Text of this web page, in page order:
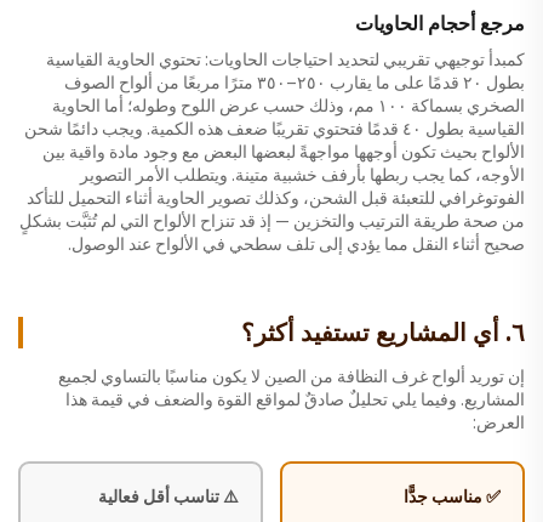
مرجع أحجام الحاويات
كمبدأ توجيهي تقريبي لتحديد احتياجات الحاويات: تحتوي الحاوية القياسية
بطول ٢٠ قدمًا على ما يقارب ٢٥٠–٣٥٠ مترًا مربعًا من ألواح الصوف
الصخري بسماكة ١٠٠ مم، وذلك حسب عرض اللوح وطوله؛ أما الحاوية
القياسية بطول ٤٠ قدمًا فتحتوي تقريبًا ضعف هذه الكمية. ويجب دائمًا شحن
الألواح بحيث تكون أوجهها مواجهةً لبعضها البعض مع وجود مادة واقية بين
الأوجه، كما يجب ربطها بأرفف خشبية متينة. ويتطلب الأمر التصوير
الفوتوغرافي للتعبئة قبل الشحن، وكذلك تصوير الحاوية أثناء التحميل للتأكد
من صحة طريقة الترتيب والتخزين — إذ قد تنزاح الألواح التي لم تُثبَّت بشكلٍ
صحيح أثناء النقل مما يؤدي إلى تلف سطحي في الألواح عند الوصول.
٦. أي المشاريع تستفيد أكثر؟
إن توريد ألواح غرف النظافة من الصين لا يكون مناسبًا بالتساوي لجميع
المشاريع. وفيما يلي تحليلٌ صادقٌ لمواقع القوة والضعف في قيمة هذا
العرض:
✅ مناسب جدًّا ⚠️ تناسب أقل فعالية